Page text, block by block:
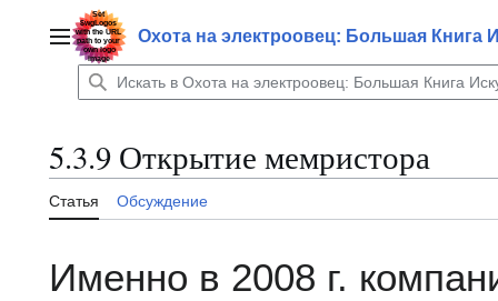
содержаниюГлавное менюОхота на электроовец: Большая Книга
5.3.9 Открытие мемристора
Статья Обсуждение
Именно в 2008 г.